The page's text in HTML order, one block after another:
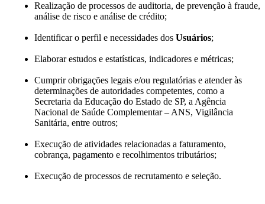
Realização de processos de auditoria, de prevenção à fraude,
análise de risco e análise de crédito;
Identificar o perfil e necessidades dos Usuários;
Elaborar estudos e estatísticas, indicadores e métricas;
Cumprir obrigações legais e/ou regulatórias e atender às
determinações de autoridades competentes, como a
Secretaria da Educação do Estado de SP, a Agência
Nacional de Saúde Complementar – ANS, Vigilância
Sanitária, entre outros;
Execução de atividades relacionadas a faturamento,
cobrança, pagamento e recolhimentos tributários;
Execução de processos de recrutamento e seleção.